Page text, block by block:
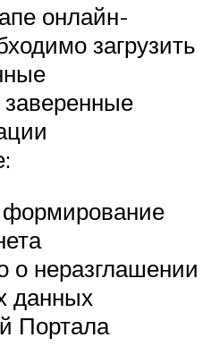
онлайн-
загрузить
формирование
о неразглашении
данных
Портала